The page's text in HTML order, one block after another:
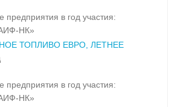
предприятия в год участия:
НК»
ТОПЛИВО ЕВРО, ЛЕТНЕЕ
предприятия в год участия:
НК»